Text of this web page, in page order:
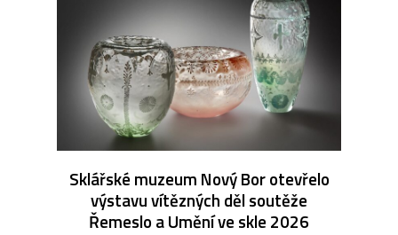
Sklářské muzeum Nový Bor otevřelo
výstavu vítězných děl soutěže
Řemeslo a Umění ve skle 2026